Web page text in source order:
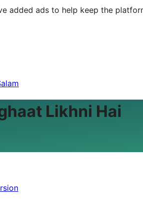
added ads to help keep the
Likhni Hai